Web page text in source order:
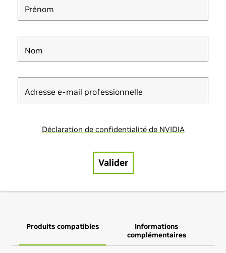
Produits compatibles
Informations
complémentaires